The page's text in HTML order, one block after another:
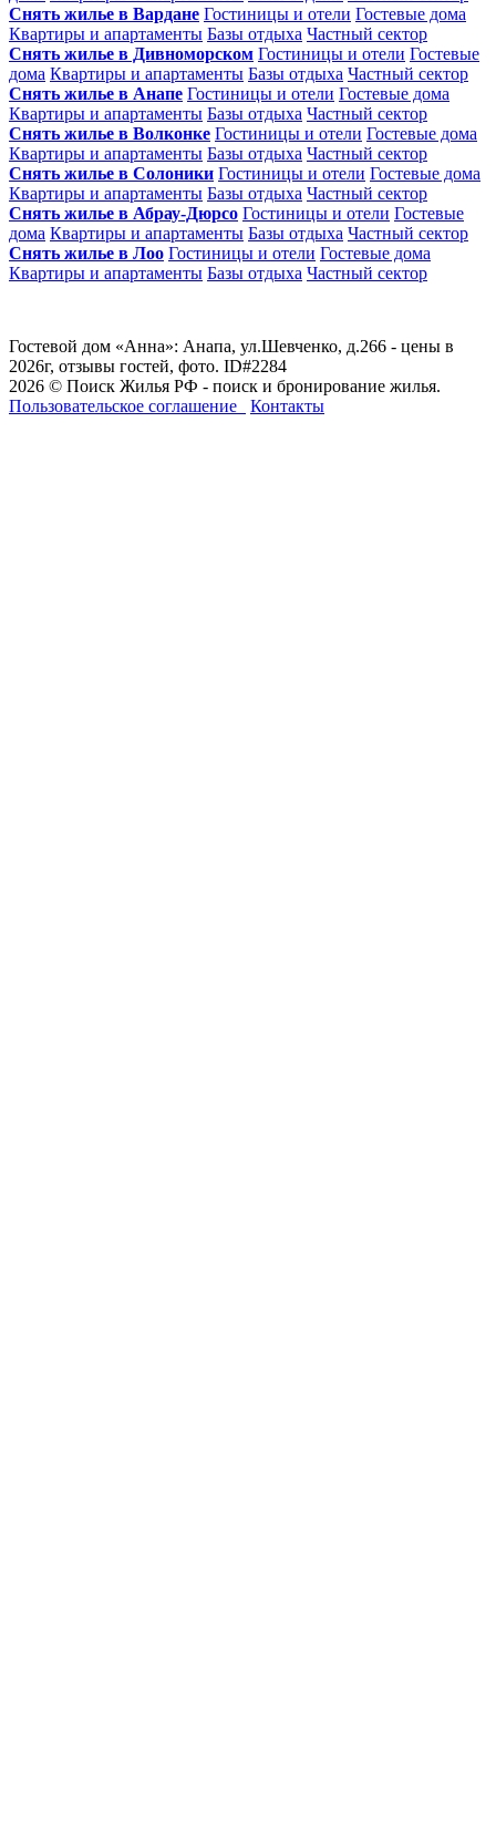
Снять жилье в Вардане Гостиницы и отели Гостевые дома
Квартиры и апартаменты Базы отдыха Частный сектор
Снять жилье в Дивноморском Гостиницы и отели Гостевые
дома Квартиры и апартаменты Базы отдыха Частный сектор
Снять жилье в Анапе Гостиницы и отели Гостевые дома
Квартиры и апартаменты Базы отдыха Частный сектор
Снять жилье в Волконке Гостиницы и отели Гостевые дома
Квартиры и апартаменты Базы отдыха Частный сектор
Снять жилье в Солоники Гостиницы и отели Гостевые дома
Квартиры и апартаменты Базы отдыха Частный сектор
Снять жилье в Абрау-Дюрсо Гостиницы и отели Гостевые
дома Квартиры и апартаменты Базы отдыха Частный сектор
Снять жилье в Лоо Гостиницы и отели Гостевые дома
Квартиры и апартаменты Базы отдыха Частный сектор
Гостевой дом «Анна»: Анапа, ул.Шевченко, д.266 - цены в
2026г, отзывы гостей, фото. ID#2284
2026 © Поиск Жилья РФ - поиск и бронирование жилья.
Пользовательское соглашение
Контакты